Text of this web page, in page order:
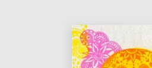
お店/ワークスペース